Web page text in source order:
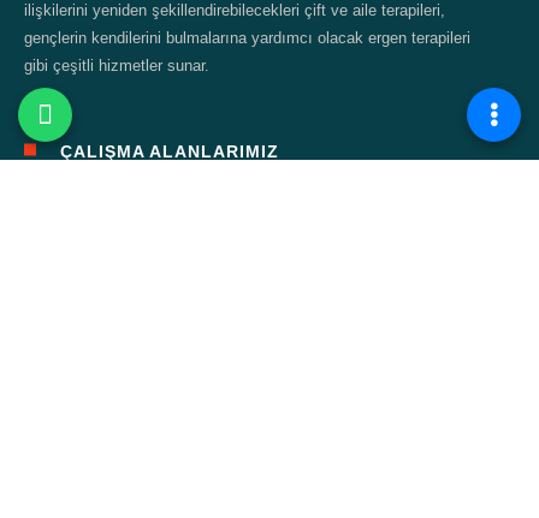
ilişkilerini yeniden şekillendirebilecekleri çift ve aile terapileri,
gençlerin kendilerini bulmalarına yardımcı olacak ergen terapileri
gibi çeşitli hizmetler sunar.
ÇALIŞMA ALANLARIMIZ